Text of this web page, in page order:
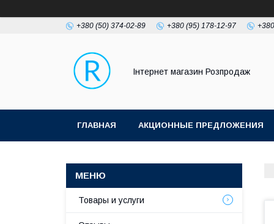
+380 (50) 374-02-89 +380 (95) 178-12-97
Інтернет магазин Розпродаж
ГЛАВНАЯ АКЦИОННЫЕ ПРЕДЛОЖЕНИЯ
Товары и услуги